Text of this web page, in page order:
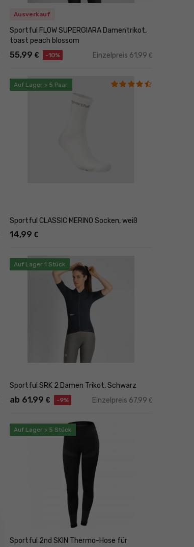
Ausverkauf
Sportful FLOW SUPERGIARA Damentrikot,
toast peach blossom
55,99 € -10% Einzelpreis 61,99 €
Auf Lager > 5 Paar
Sportful CLASSIC MERINO Socken, weiß
14,99 €
Auf Lager 1 Stück
Sportful SRK 2 Damen Trikot, Schwarz
ab 61,99 € -9% Einzelpreis 67,99 €
Auf Lager > 5 Stück
Sportful 2nd SKIN Thermo-Hose für